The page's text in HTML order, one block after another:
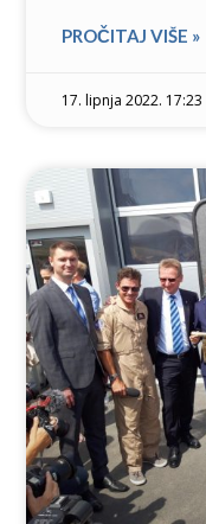
PROČITAJ VIŠE »
17. lipnja 2022. 17:23